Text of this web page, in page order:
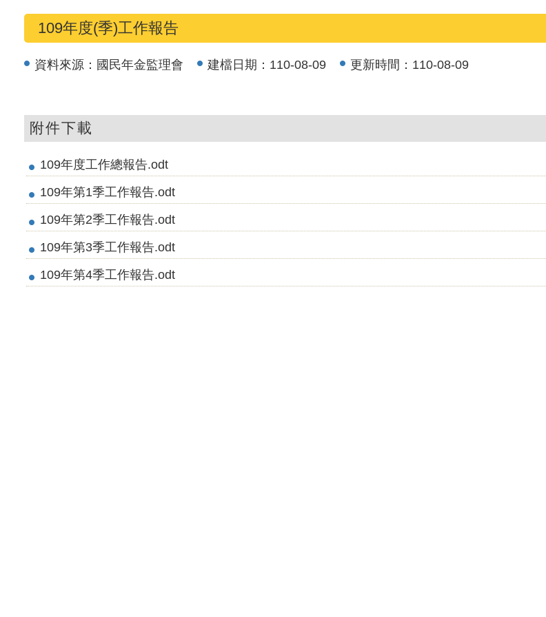
109年度(季)工作報告
資料來源： 國民年金監理會 建檔日期： 110-08-09 更新時間： 110-08-09
附件下載
109年度工作總報告.odt
109年第1季工作報告.odt
109年第2季工作報告.odt
109年第3季工作報告.odt
109年第4季工作報告.odt